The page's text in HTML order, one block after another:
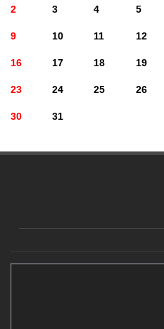
2 3 4 5
9 10 11 12
16 17 18 19
23 24 25 26
30 31